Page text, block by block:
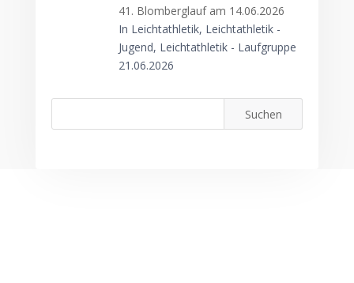
41. Blomberglauf am 14.06.2026
In Leichtathletik, Leichtathletik -
Jugend, Leichtathletik - Laufgruppe
21.06.2026